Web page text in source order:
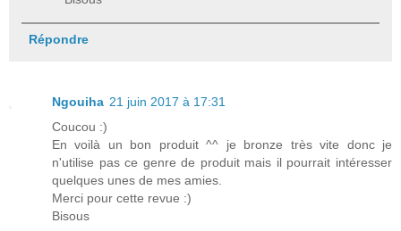
Répondre
Ngouiha 21 juin 2017 à 17:31
Coucou :)
En voilà un bon produit ^^ je bronze très vite donc je
n'utilise pas ce genre de produit mais il pourrait intéresser
quelques unes de mes amies.
Merci pour cette revue :)
Bisous